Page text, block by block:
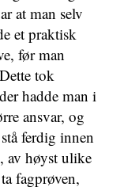
at man selv
et praktisk
før man
tok
hadde man i
ansvar, og
ferdig innen
av høyst ulike
fagprøven,